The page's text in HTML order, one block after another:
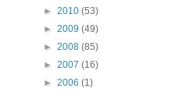
► 2010 (53)
► 2009 (49)
► 2008 (85)
► 2007 (16)
► 2006 (1)